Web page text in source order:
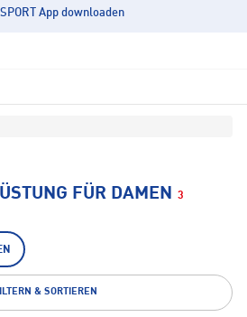
App downloaden
FÜR DAMEN 3
& SORTIEREN